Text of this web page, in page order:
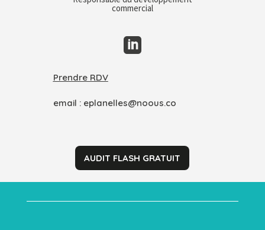
commercial

Prendre RDV
email : eplanelles@noous.co
AUDIT FLASH GRATUIT